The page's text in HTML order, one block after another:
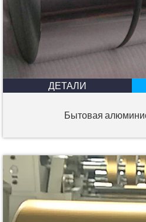
ДЕТАЛИ
Бытовая